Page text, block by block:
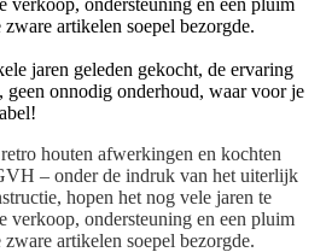
artikelen soepel bezorgde.
jaren geleden gekocht, de ervaring
onnodig onderhoud, waar voor je
houten afwerkingen en kochten
– onder de indruk van het uiterlijk
hopen het nog vele jaren te
verkoop, ondersteuning en een pluim
artikelen soepel bezorgde.